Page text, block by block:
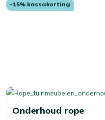
-15% kassakorting
Onderhoud rope